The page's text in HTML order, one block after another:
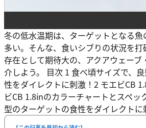
冬の低水温期は、ターゲットとなる
多い。そんな、食いシブりの状況を
存在として期待大の、アクアウェーブ
介しよう。 目次 1 食べ頃サイズで、
性をダイレクトに刺激！2 モエビCB
ビCB 1.8inのカラーチャートとスペッ
型のターゲットの食性をダイレクト